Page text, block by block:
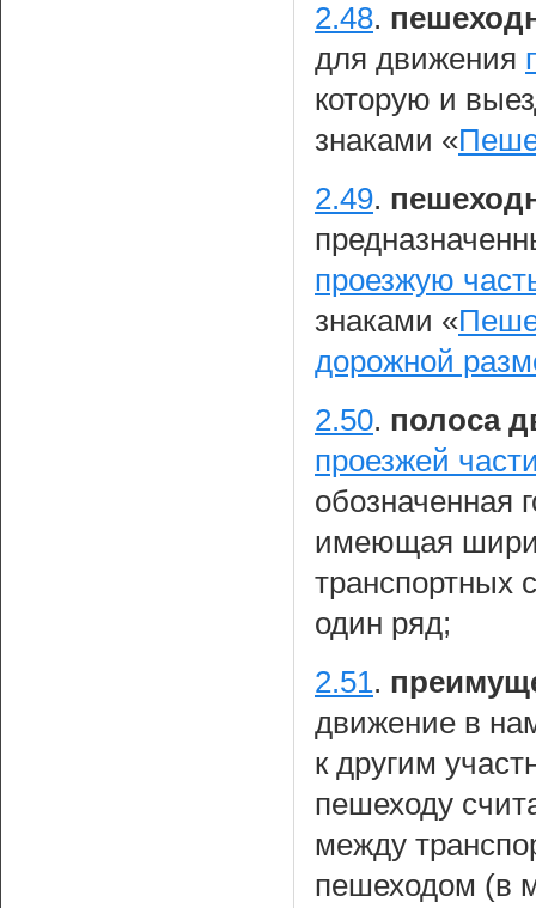
2.48.
для движения
которую и
знаками «
2.49.
проезжую
знаками «
дорожной
2.50. полоса
проезжей
обозначенная
имеющая
транспортных
один ряд;
2.51.
движение в
к другим
пешеходу
между
пешеходом (в